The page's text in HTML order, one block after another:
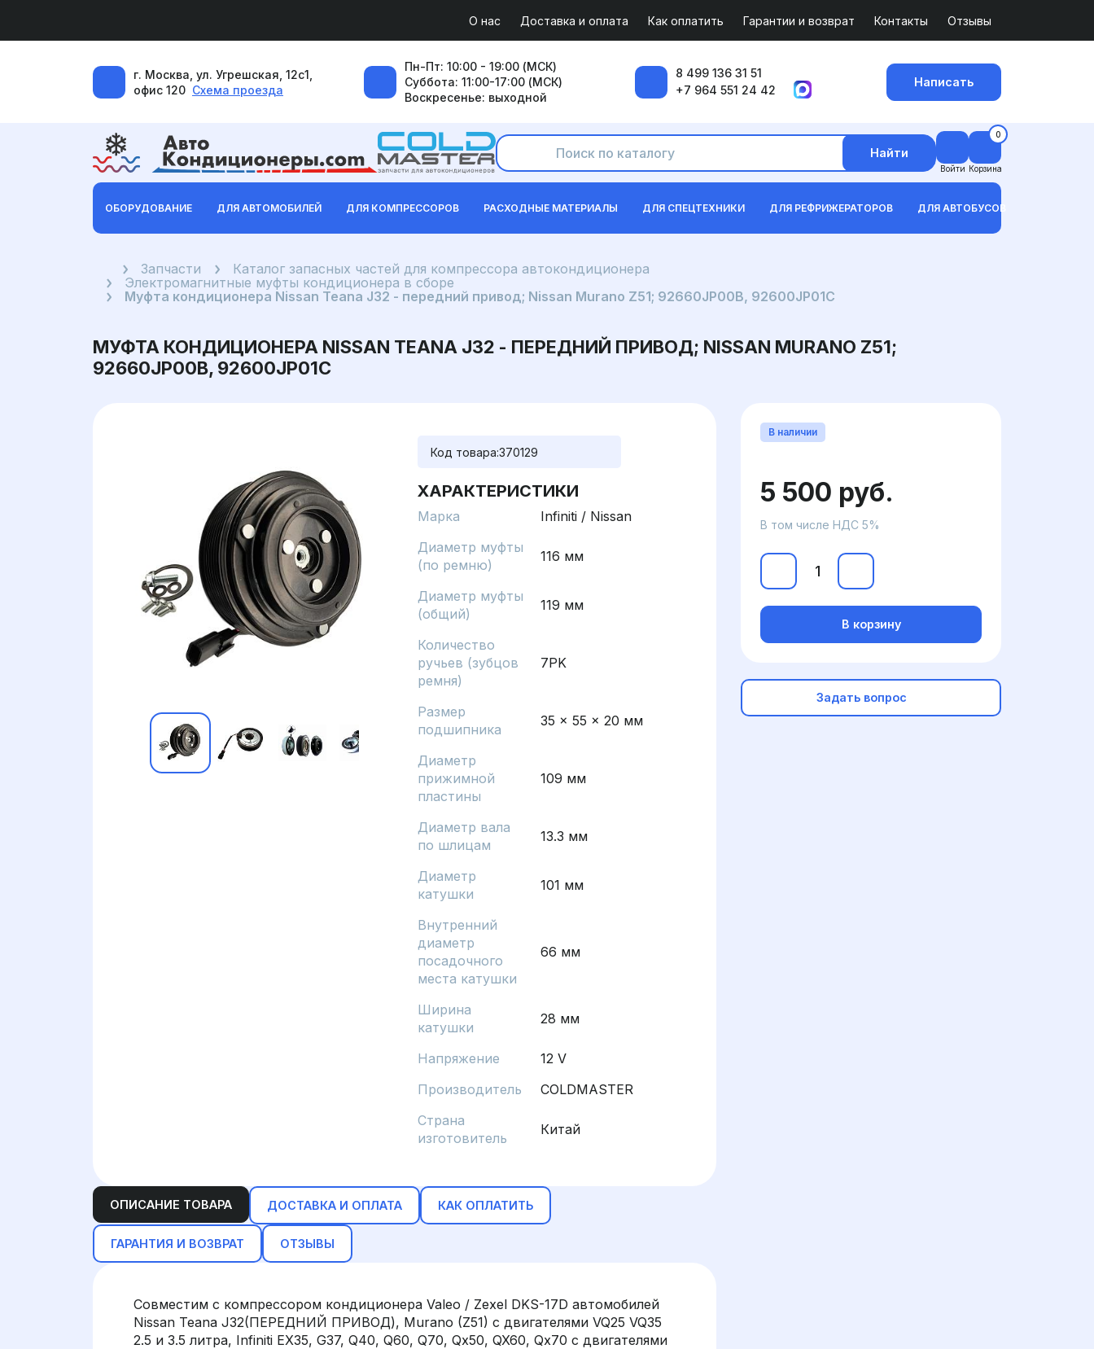
О нас Доставка и оплата Как оплатить Гарантии и возврат Контакты Отзывы
г. Москва, ул. Угрешская, 12с1,
офис 120 Схема проезда
Пн-Пт: 10:00 - 19:00 (МСК)
Суббота: 11:00-17:00 (МСК)
Воскресенье: выходной
8 499 136 31 51
+7 964 551 24 42
Написать
Найти
Войти
0
Корзина
ОБОРУДОВАНИЕ ДЛЯ АВТОМОБИЛЕЙ ДЛЯ КОМПРЕССОРОВ РАСХОДНЫЕ МАТЕРИАЛЫ ДЛЯ СПЕЦТЕХНИКИ ДЛЯ РЕФРИЖЕРАТОРОВ ДЛЯ АВТОБУСОВ
ГлавнаяЗапчасти
Каталог запасных частей для компрессора автокондиционера
Электромагнитные муфты кондиционера в сборе
Муфта кондиционера Nissan Teana J32 - передний привод; Nissan Murano Z51; 92660JP00B, 92600JP01C
МУФТА КОНДИЦИОНЕРА NISSAN TEANA J32 - ПЕРЕДНИЙ ПРИВОД; NISSAN MURANO Z51;
92660JP00B, 92600JP01C
Код товара:370129
ХАРАКТЕРИСТИКИ
Марка
Infiniti / Nissan
Диаметр муфты
(по ремню)
116 мм
Диаметр муфты
(общий)
119 мм
Количество
ручьев (зубцов
ремня)
7PK
Размер
подшипника
35 x 55 x 20 мм
Диаметр
прижимной
пластины
109 мм
Диаметр вала
по шлицам
13.3 мм
Диаметр
катушки
101 мм
Внутренний
диаметр
посадочного
места катушки
66 мм
Ширина
катушки
28 мм
Напряжение
12 V
Производитель
COLDMASTER
Страна
изготовитель
Китай
ОПИСАНИЕ ТОВАРА ДОСТАВКА И ОПЛАТА КАК ОПЛАТИТЬ
ГАРАНТИЯ И ВОЗВРАТ ОТЗЫВЫ
Совместим с компрессором кондиционера Valeo / Zexel DKS-17D автомобилей
Nissan Teana J32(ПЕРЕДНИЙ ПРИВОД), Murano (Z51) с двигателями VQ25 VQ35
2.5 и 3.5 литра, Infiniti EX35, G37, Q40, Q60, Q70, Qx50, QX60, Qx70 с двигателями
В наличии
5 500 руб.
В том числе НДС 5%
В корзину
Задать вопрос